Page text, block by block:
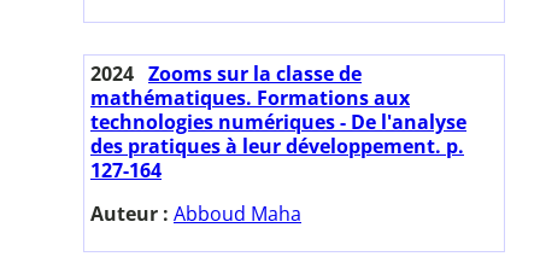
2024 Zooms sur la classe de
mathématiques. Formations aux
technologies numériques - De l'analyse
des pratiques à leur développement. p.
127-164
Auteur : Abboud Maha